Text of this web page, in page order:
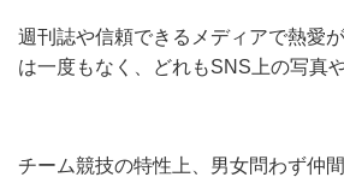
週刊誌や信頼できるメディアで熱愛
は一度もなく、どれもSNS上の写真
チーム競技の特性上、男女問わず仲